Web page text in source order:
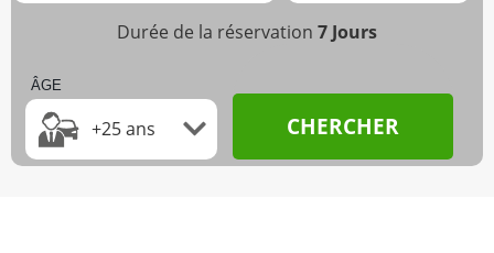
Durée de la réservation 7 Jours
ÂGE
+25 ans CHERCHER